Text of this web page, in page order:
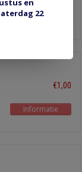
Informatie
€1,00
Informatie
22